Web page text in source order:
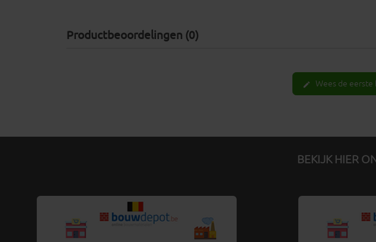
Productbeoordelingen (0)
edit Wees de
BEKIJK HIER